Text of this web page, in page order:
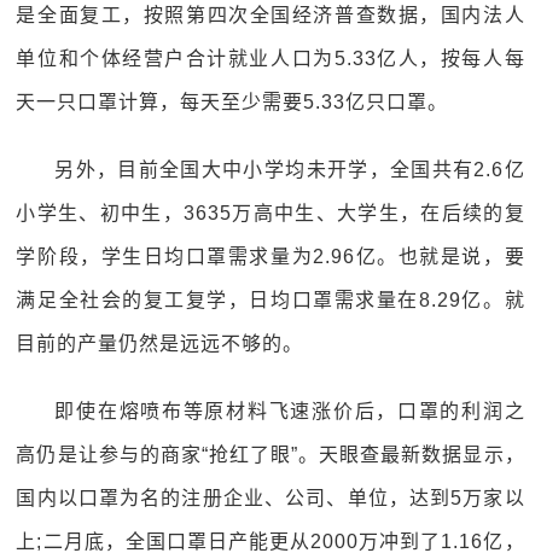
是全面复工，按照第四次全国经济普查数据，国内法人
单位和个体经营户合计就业人口为5.33亿人，按每人每
天一只口罩计算，每天至少需要5.33亿只口罩。
另外，目前全国大中小学均未开学，全国共有2.6亿
小学生、初中生，3635万高中生、大学生，在后续的复
学阶段，学生日均口罩需求量为2.96亿。也就是说，要
满足全社会的复工复学，日均口罩需求量在8.29亿。就
目前的产量仍然是远远不够的。
即使在熔喷布等原材料飞速涨价后，口罩的利润之
高仍是让参与的商家“抢红了眼”。天眼查最新数据显示，
国内以口罩为名的注册企业、公司、单位，达到5万家以
上;二月底，全国口罩日产能更从2000万冲到了1.16亿，